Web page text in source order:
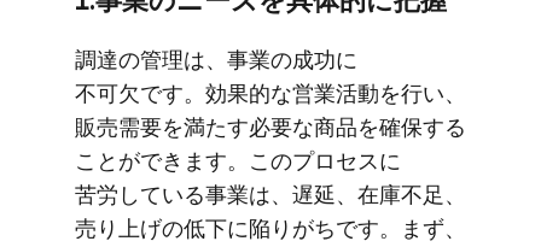
調達の​管理は、​事業の​成功に​
不可欠です。​効果的な​営業活動を​行い、​
販売需要を​満たす必要な​商品を​確保する​
ことができます。​この​プロセスに​
苦労している​事業は、​遅延、​在庫不足、​
売り上げの​低下に​陥りがちです。​まず、​